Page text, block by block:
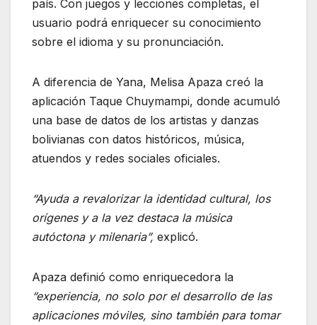
país. Con juegos y lecciones completas, el
usuario podrá enriquecer su conocimiento
sobre el idioma y su pronunciación.
A diferencia de Yana, Melisa Apaza creó la
aplicación Taque Chuymampi, donde acumuló
una base de datos de los artistas y danzas
bolivianas con datos históricos, música,
atuendos y redes sociales oficiales.
“Ayuda a revalorizar la identidad cultural, los
orígenes y a la vez destaca la música
autóctona y milenaria”, explicó.
Apaza definió como enriquecedora la
“experiencia, no solo por el desarrollo de las
aplicaciones móviles, sino también para tomar